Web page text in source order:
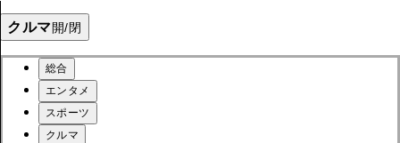
クルマ開/閉
総合
エンタメ
スポーツ
クルマ